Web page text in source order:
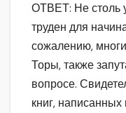
ОТВЕТ: Не столь
труден для
сожалению,
Торы, также
вопросе.
книг,